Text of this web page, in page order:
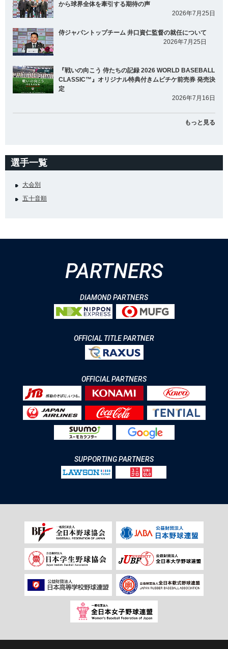
から球界全体を牽引する期待の声
2026年7月25日
侍ジャパントップチーム 井口資仁監督の就任について
2026年7月25日
『戦いの向こう 侍たちの記録 2026 WORLD BASEBALL
CLASSIC™』オリジナル特典付きムビチケ前売券 発売決
定
2026年7月16日
もっと見る
選手一覧
大会別
五十音順
PARTNERS
DIAMOND PARTNERS
OFFICIAL TITLE PARTNER
OFFICIAL PARTNERS
SUPPORTING PARTNERS